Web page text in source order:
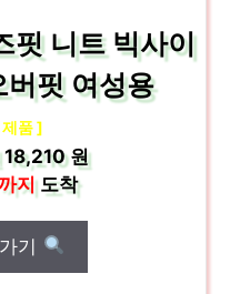
핏 니트 빅사이
버핏 여성용
품 ]
18,210 원
지도착
기